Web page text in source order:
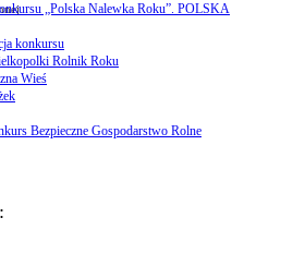
„Polska Nalewka Roku”. POLSKA
konkursu
Rolnik Roku
Wieś
Bezpieczne Gospodarstwo Rolne